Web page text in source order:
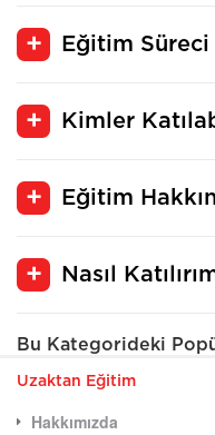
Eğitim Süreci
Kimler
Eğitim
Nasıl
Bu Kategorideki
Uzaktan Eğitim
Hakkımızda